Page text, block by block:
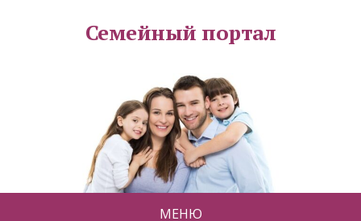
Семейный портал
МЕНЮ